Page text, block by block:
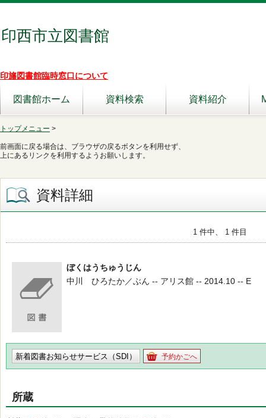
印西市立図書館
印旛図書館臨時窓口について
図書館ホーム 資料検索 資料紹介
トップメニュー >
前画面に戻る場合は、ブラウザの戻るボタンを利用せず、
上にあるリンクを利用するようお願いします。
資料詳細
1 件中、 1 件目
ぼくはうちゅうじん
中川 ひろたか／ぶん -- アリス館 -- 2014.10 -- E
新着図書お知らせサービス（SDI） 予約かごへ
所蔵